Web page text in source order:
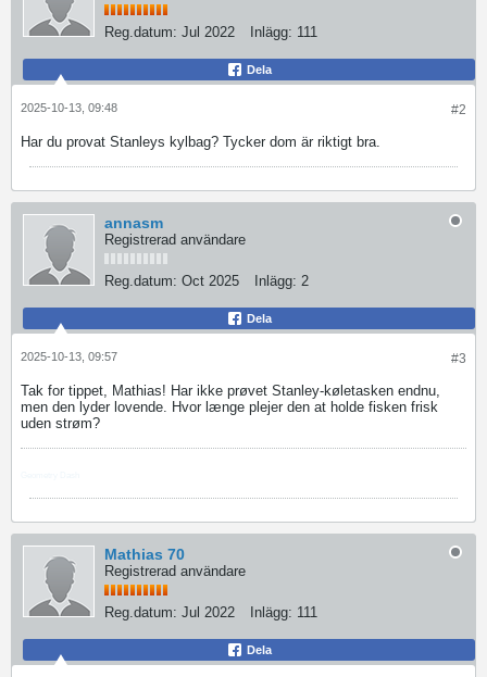
Reg.datum: Jul 2022 Inlägg: 111
Dela
#2
2025-10-13, 09:48
Har du provat Stanleys kylbag? Tycker dom är riktigt bra.
annasm
Registrerad användare
Reg.datum: Oct 2025 Inlägg: 2
Dela
#3
2025-10-13, 09:57
Tak for tippet, Mathias! Har ikke prøvet Stanley-køletasken endnu,
men den lyder lovende. Hvor længe plejer den at holde fisken frisk
uden strøm?
Mathias 70
Registrerad användare
Reg.datum: Jul 2022 Inlägg: 111
Dela